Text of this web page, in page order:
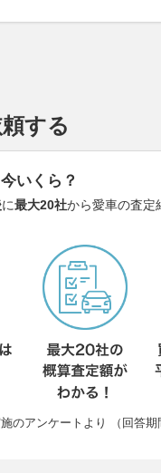
する
いくら？
に最大20社から愛車の査定
のアンケートより （回答期